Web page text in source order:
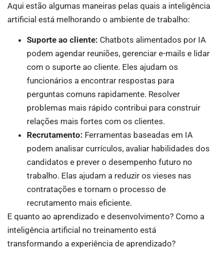
Aqui estão algumas maneiras pelas quais a inteligência
artificial está melhorando o ambiente de trabalho:
Suporte ao cliente: Chatbots alimentados por IA
podem agendar reuniões, gerenciar e-mails e lidar
com o suporte ao cliente. Eles ajudam os
funcionários a encontrar respostas para
perguntas comuns rapidamente. Resolver
problemas mais rápido contribui para construir
relações mais fortes com os clientes.
Recrutamento: Ferramentas baseadas em IA
podem analisar currículos, avaliar habilidades dos
candidatos e prever o desempenho futuro no
trabalho. Elas ajudam a reduzir os vieses nas
contratações e tornam o processo de
recrutamento mais eficiente.
E quanto ao aprendizado e desenvolvimento? Como a
inteligência artificial no treinamento está
transformando a experiência de aprendizado?